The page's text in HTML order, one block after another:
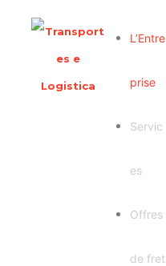
L’Entre
prise
Servic
es
Offres
de fret